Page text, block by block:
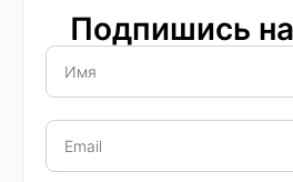
Подпишись